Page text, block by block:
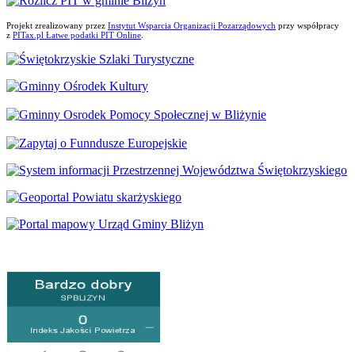
Projekt zrealizowany przez Instytut Wsparcia Organizacji Pozarządowych przy współpracy
z PITax.pl Łatwe podatki PIT Online